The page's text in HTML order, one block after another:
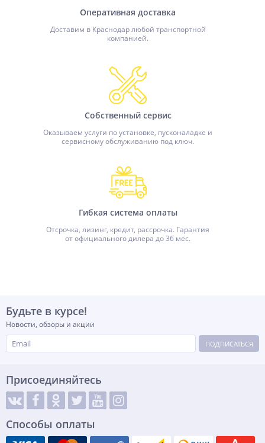
Оперативная доставка
Доставим в Краснодар любой транспортной
компанией.
Собственный сервис
Оказываем услуги по установке, пусконаладке и
сервисному обслуживанию под ключ.
Гибкая система оплаты
Отсрочка, лизинг, кредит, рассрочка. Гарантия
от официального дилера до 36 мес.
Будьте в курсе!
Новости, обзоры и акции
ПОДПИСАТЬСЯ
Присоединяйтесь
Способы оплаты